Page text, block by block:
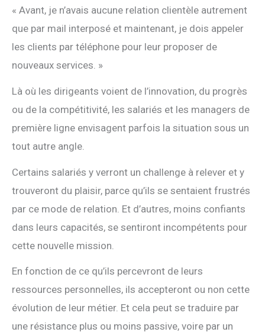
« Avant, je n’avais aucune relation clientèle autrement
que par mail interposé et maintenant, je dois appeler
les clients par téléphone pour leur proposer de
nouveaux services. »
Là où les dirigeants voient de l’innovation, du progrès
ou de la compétitivité, les salariés et les managers de
première ligne envisagent parfois la situation sous un
tout autre angle.
Certains salariés y verront un challenge à relever et y
trouveront du plaisir, parce qu’ils se sentaient frustrés
par ce mode de relation. Et d’autres, moins confiants
dans leurs capacités, se sentiront incompétents pour
cette nouvelle mission.
En fonction de ce qu’ils percevront de leurs
ressources personnelles, ils accepteront ou non cette
évolution de leur métier. Et cela peut se traduire par
une résistance plus ou moins passive, voire par un